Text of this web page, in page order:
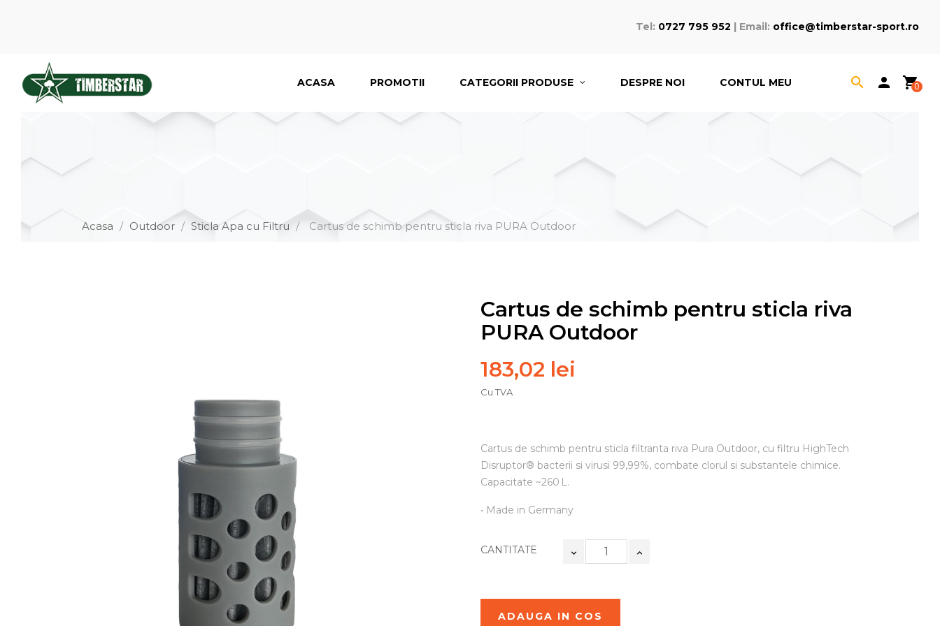
Tel: 0727 795 952 | Email: office@timberstar-sport.ro
ACASA PROMOTII CATEGORII PRODUSE DESPRE NOI CONTUL MEU search person shopping_cart
0
Acasa Outdoor Sticla Apa cu Filtru Cartus de schimb pentru sticla riva PURA Outdoor
Cartus de schimb pentru sticla riva
PURA Outdoor
183,02 lei
Cu TVA
Cartus de schimb pentru sticla filtranta riva Pura Outdoor, cu filtru HighTech
Disruptor® bacterii si virusi 99,99%, combate clorul si substantele chimice.
Capacitate ~260 L.
• Made in Germany
CANTITATE
ADAUGA IN COS